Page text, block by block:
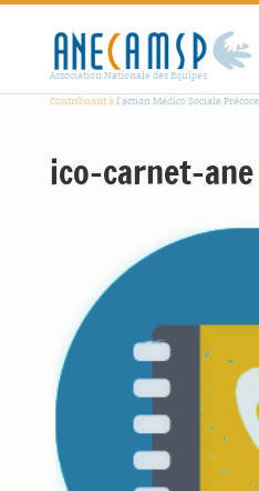
Association Nationale des Equipes
Contribuant àl'action Médico Sociale Précoce
ico-carnet-ane